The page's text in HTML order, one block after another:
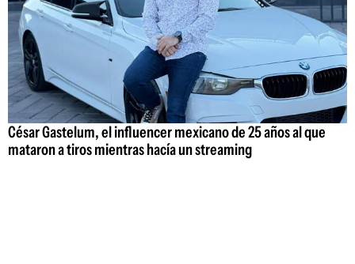
César Gastelum, el influencer mexicano de 25 años al que
mataron a tiros mientras hacía un streaming